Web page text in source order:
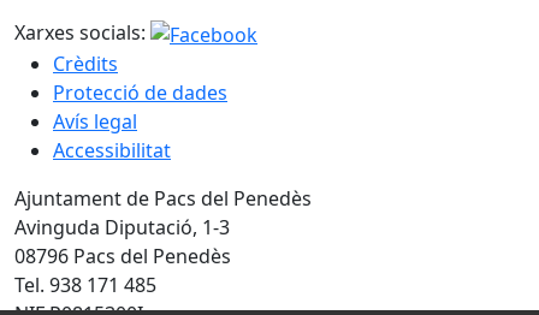
Xarxes socials:
Crèdits
Protecció de dades
Avís legal
Accessibilitat
Ajuntament de Pacs del Penedès
Avinguda Diputació, 1-3
08796 Pacs del Penedès
Tel. 938 171 485